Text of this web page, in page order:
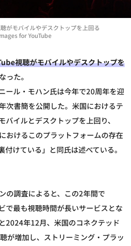
for YouTube
がモバイルやデスクトップを上回る
視聴がモバイルやデスクトップを
った。
ール・モハン氏は今年で20周年を迎
次書簡を公開した。米国におけるテ
バイルとデスクトップを上回り、
おけるこのプラットフォームの存在
付けている」と同氏は述べている。
の調査によると、この2年間で
で最も視聴時間が長いサービスとな
2024年12月、米国のコネクテッド
が増加し、ストリーミング・プラッ